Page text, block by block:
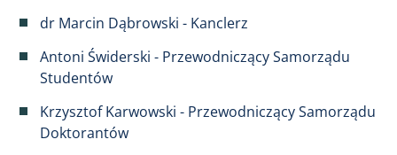
dr Marcin Dąbrowski - Kanclerz
Antoni Świderski - Przewodniczący Samorządu
Studentów
Krzysztof Karwowski - Przewodniczący Samorządu
Doktorantów